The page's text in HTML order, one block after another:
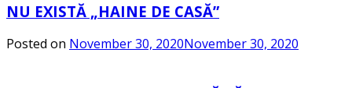
NU EXISTĂ „HAINE DE CASĂ”
Posted on November 30, 2020November 30, 2020